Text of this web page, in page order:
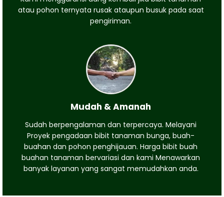
atau pohon ternyata rusak ataupun busuk pada saat
pengiriman.
Mudah & Amanah
Sudah berpengalaman dan terpercaya. Melayani
Proyek pengadaan bibit tanaman bunga, buah-
buahan dan pohon penghijauan. Harga bibit buah
buahan tanaman bervariasi dan kami Menawarkan
banyak layanan yang sangat memudahkan anda.